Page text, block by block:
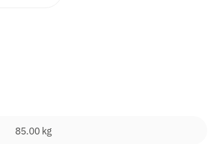
85.00 kg